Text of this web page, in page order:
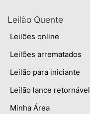
Leilão Quente
Leilões online
Leilões arrematados
Leilão para iniciante
Leilão lance retornável
Minha Área